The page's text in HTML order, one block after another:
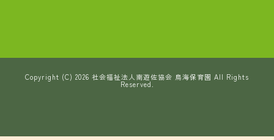
Copyright (C) 2026 社会福祉法人南遊佐協会 鳥海保育園 All Rights
Reserved.